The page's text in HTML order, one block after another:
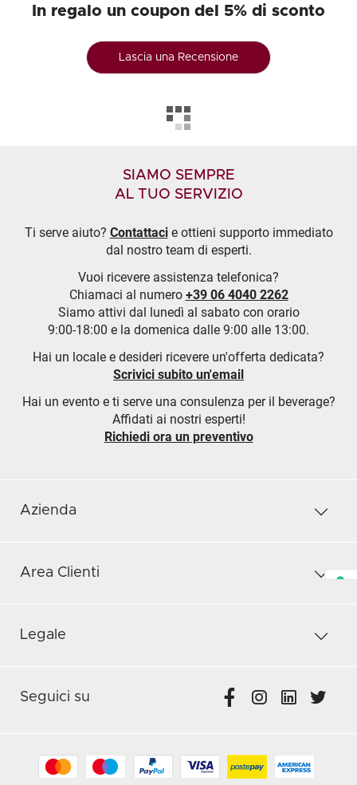
In regalo un coupon del 5% di sconto
Lascia una Recensione
SIAMO SEMPRE
AL TUO SERVIZIO
Ti serve aiuto? Contattacie ottieni supporto immediato
dal nostro team di esperti.
Vuoi ricevere assistenza telefonica?
Chiamaci al numero +39 06 4040 2262
Siamo attivi dal lunedì al sabato con orario
9:00-18:00 e la domenica dalle 9:00 alle 13:00.
Hai un locale e desideri ricevere un'offerta dedicata?
Scrivici subito un'email
Hai un evento e ti serve una consulenza per il beverage?
Affidati ai nostri esperti!
Richiedi ora un preventivo
Azienda
Area Clienti
Legale
Seguici su